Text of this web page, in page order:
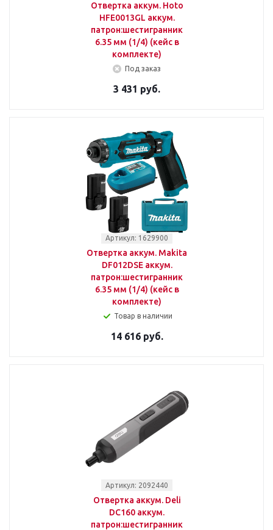
Отвертка аккум. Hoto
HFE0013GL аккум.
патрон:шестигранник
6.35 мм (1/4) (кейс в
комплекте)
Под заказ
3 431 руб.
Артикул: 1629900
Отвертка аккум. Makita
DF012DSE аккум.
патрон:шестигранник
6.35 мм (1/4) (кейс в
комплекте)
Товар в наличии
14 616 руб.
Артикул: 2092440
Отвертка аккум. Deli
DC160 аккум.
патрон:шестигранник